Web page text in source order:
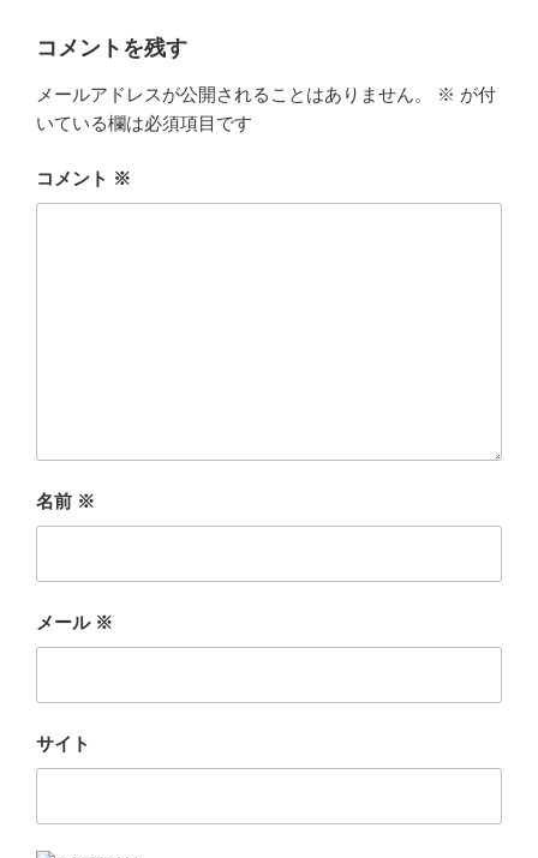
コメントを残す
メールアドレスが公開されることはありません。 ※ が付
いている欄は必須項目です
コメント ※
名前 ※
メール ※
サイト